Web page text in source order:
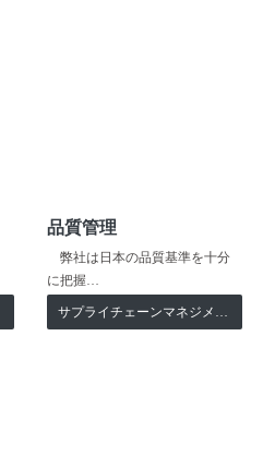
品質管理
弊社は日本の品質基準を十分
に把握…
サプライチェーンマネジメント